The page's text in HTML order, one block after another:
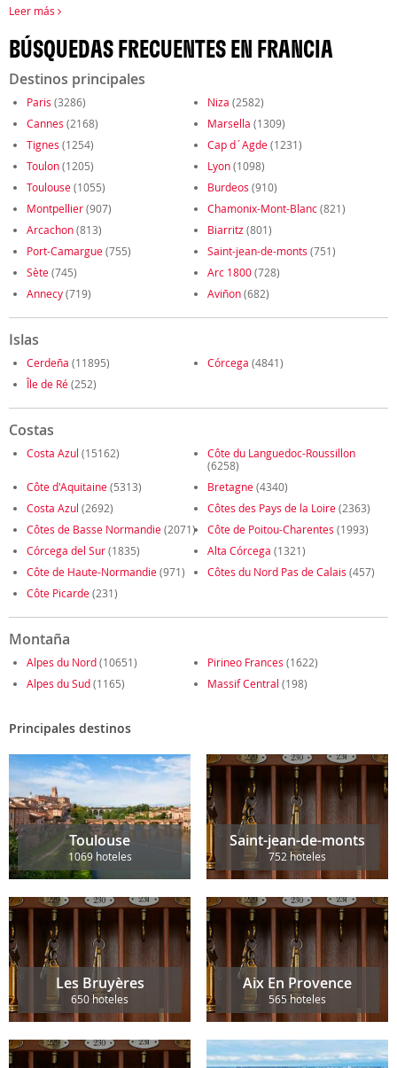
Leer más
BÚSQUEDAS FRECUENTES EN FRANCIA
Destinos principales
Paris (3286) Niza (2582)
Cannes (2168) Marsella (1309)
Tignes (1254) Cap d´Agde(1231)
Toulon(1205) Lyon(1098)
Toulouse(1055) Burdeos (910)
Montpellier(907) Chamonix-Mont-Blanc(821)
Arcachon(813) Biarritz (801)
Port-Camargue(755) Saint-jean-de-monts (751)
Sète(745) Arc 1800(728)
Annecy(719) Aviñon(682)
Islas
Cerdeña (11895) Córcega (4841)
Île de Ré(252)
Costas
Costa Azul (15162)
Côte du Languedoc-Roussillon
(6258)
Côte d'Aquitaine(5313) Bretagne(4340)
Costa Azul (2692) Côtes des Pays de la Loire(2363)
Côtes de Basse Normandie(2071) Côte de Poitou-Charentes (1993)
Córcega del Sur(1835) Alta Córcega (1321)
Côte de Haute-Normandie(971) Côtes du Nord Pas de Calais (457)
Côte Picarde(231)
Montaña
Alpes du Nord(10651) Pirineo Frances (1622)
Alpes du Sud(1165) Massif Central (198)
Principales destinos
Toulouse
1069 hoteles
Saint-jean-de-monts
752 hoteles
Les Bruyères
650 hoteles
Aix En Provence
565 hoteles